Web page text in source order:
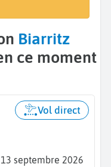
Biarritz
ce moment
septembre 2026
Vol direct